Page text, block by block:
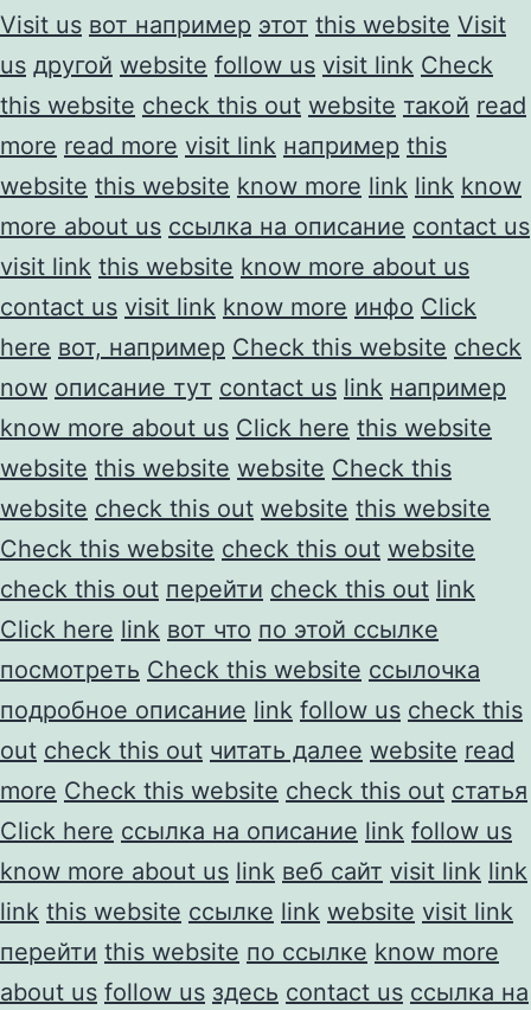
Visit us вот например этот this website Visit
us другой website follow us visit link Check
this website check this out website такой read
more read more visit link например this
website this website know more link link know
more about us ссылка на описание contact us
visit link this website know more about us
contact us visit link know more инфо Click
here вот, например Check this website check
now описание тут contact us link например
know more about us Click here this website
website this website website Check this
website check this out website this website
Check this website check this out website
check this out перейти check this out link
Click here link вот что по этой ссылке
посмотреть Check this website ссылочка
подробное описание link follow us check this
out check this out читать далее website read
more Check this website check this out статья
Click here ссылка на описание link follow us
know more about us link веб сайт visit link link
link this website ссылке link website visit link
перейти this website по ссылке know more
about us follow us здесь contact us ссылка на